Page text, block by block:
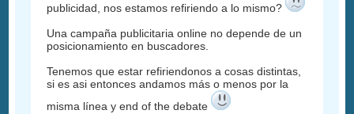
publicidad, nos estamos refiriendo a lo mismo?
Una campaña publicitaria online no depende de un
posicionamiento en buscadores.
Tenemos que estar refiriendonos a cosas distintas,
si es asi entonces andamos más o menos por la
misma línea y end of the debate